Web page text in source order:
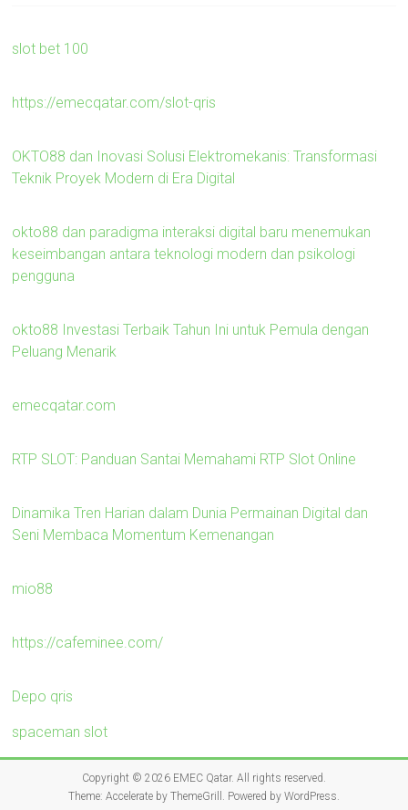
slot bet 100
https://emecqatar.com/slot-qris
OKTO88 dan Inovasi Solusi Elektromekanis: Transformasi
Teknik Proyek Modern di Era Digital
okto88 dan paradigma interaksi digital baru menemukan
keseimbangan antara teknologi modern dan psikologi
pengguna
okto88 Investasi Terbaik Tahun Ini untuk Pemula dengan
Peluang Menarik
emecqatar.com
RTP SLOT: Panduan Santai Memahami RTP Slot Online
Dinamika Tren Harian dalam Dunia Permainan Digital dan
Seni Membaca Momentum Kemenangan
mio88
https://cafeminee.com/
Depo qris
spaceman slot
Copyright © 2026 EMEC Qatar. All rights reserved.
Theme: Accelerateby ThemeGrill. Powered by WordPress